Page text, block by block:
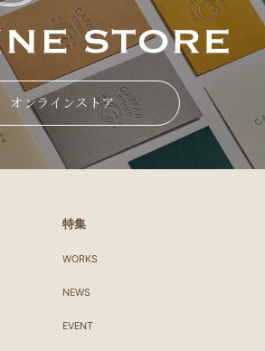
オンラインストア
特集
WORKS
NEWS
EVENT